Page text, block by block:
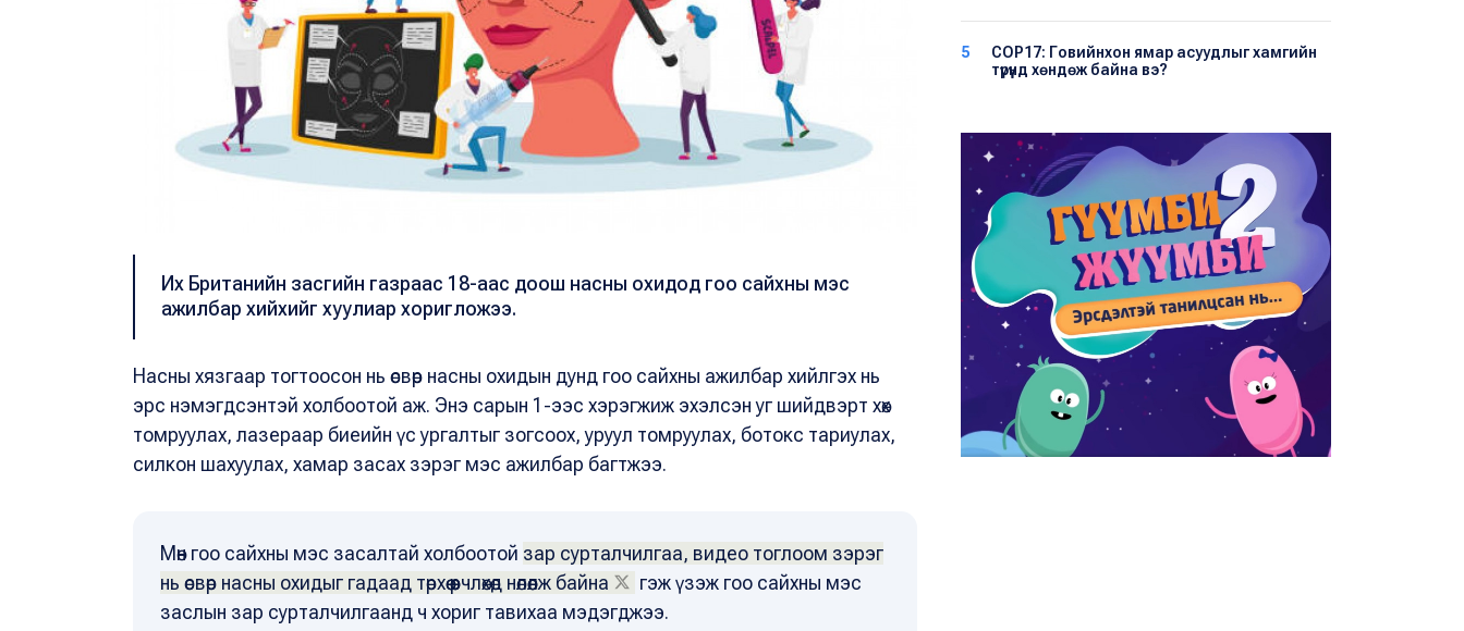
Их Британийн засгийн газраас 18-аас доош насны охидод гоо сайхны мэс
ажилбар хийхийг хуулиар хоригложээ.
Насны хязгаар тогтоосон нь өсвөр насны охидын дунд гоо сайхны ажилбар хийлгэх нь
эрс нэмэгдсэнтэй холбоотой аж. Энэ сарын 1-ээс хэрэгжиж эхэлсэн уг шийдвэрт хөх
томруулах, лазераар биеийн үс ургалтыг зогсоох, уруул томруулах, ботокс тариулах,
силкон шахуулах, хамар засах зэрэг мэс ажилбар багтжээ.
Мөн гоо сайхны мэс засалтай холбоотой зар сурталчилгаа, видео тоглоом зэрэг
нь өсвөр насны охидыг гадаад төрхөө өөрчлөхөд нөлөөлж байна
гэж үзэж гоо сайхны мэс
заслын зар сурталчилгаанд ч хориг тавихаа мэдэгджээ.
5
COP17: Говийнхон ямар асуудлыг хамгийн
түрүүнд хөндөж байна вэ?